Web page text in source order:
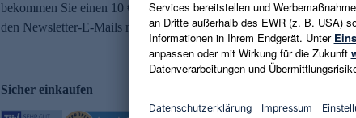
bekommen Sie einen 10 € Gutschein. Eine Abmeldung ist jederzeit in
den Newsletter-E-Mails möglich.
Sicher einkaufen